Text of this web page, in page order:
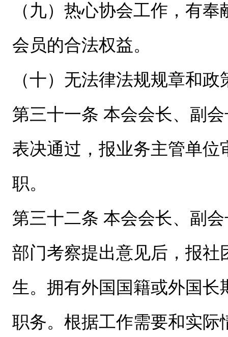
（九）热心协会工作，有
会员的合法权益。
（十）无法律法规规章和
第三十一条 本会会长、副
表决通过，报业务主管单
职。
第三十二条 本会会长、副
部门考察提出意见后，报
生。拥有外国国籍或外国
职务。根据工作需要和实